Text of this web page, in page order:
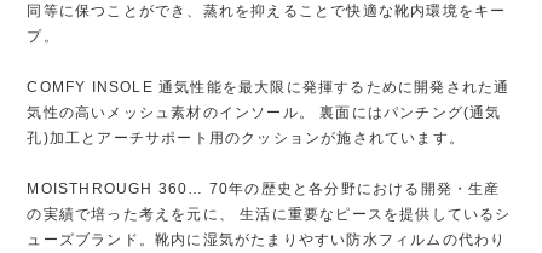
同等に保つことができ、蒸れを抑えることで快適な靴内環境をキー
プ。
COMFY INSOLE 通気性能を最大限に発揮するために開発された通
気性の高いメッシュ素材のインソール。 裏面にはパンチング(通気
孔)加工とアーチサポート用のクッションが施されています。
MOISTHROUGH 360… 70年の歴史と各分野における開発・生産
の実績で培った考えを元に、 生活に重要なピースを提供しているシ
ューズブランド。靴内に湿気がたまりやすい防水フィルムの代わり